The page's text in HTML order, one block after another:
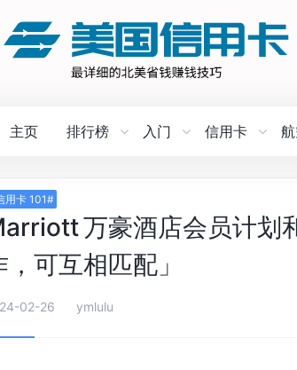
主页 排行榜 入门 信用卡
用卡 101#
万豪酒店会员计划
，可互相匹配」
02-26 ymlulu